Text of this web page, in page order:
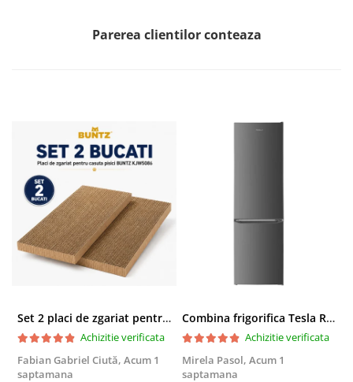
Parerea clientilor conteaza
Set 2 placi de zgariat pentru casuta pisici BUNTZ KJW5086, compatibile cu casuta 59 x 28.5 x 35 cm
Achizitie verificata
Fabian Gabriel Ciută, Acum 1
saptamana
Combina frigorifica Tesla RC2600HXE, 262 l, Clasa E, Iluminare LED, dezghetare automata frigider, H 180 cm, Inox
Achizitie verificata
Mirela Pasol, Acum 1
saptamana